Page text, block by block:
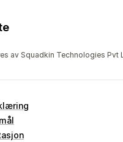
av Squadkin Technologies Pvt